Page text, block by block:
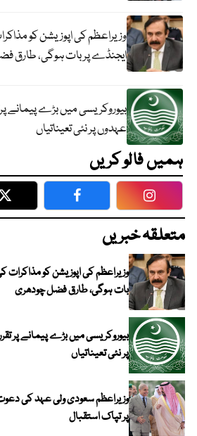
وزیراعظم کی اپوزیشن کو
ایجنڈے پر بات ہوگی، طارق
بیوروکریسی میں بڑے پیمانے پر
عہدوں پر نئی تعیناتیاں
ہمیں فالو کریں
Twitter Facebook
متعلقہ خبریں
وزیراعظم کی اپوزیشن کو
بات ہوگی، طارق فضل چودھری
بیوروکریسی میں بڑے پیمانے پر
پر نئی تعیناتیاں
وزیراعظم سعودی ولی عہد کی
پر تپاک استقبال